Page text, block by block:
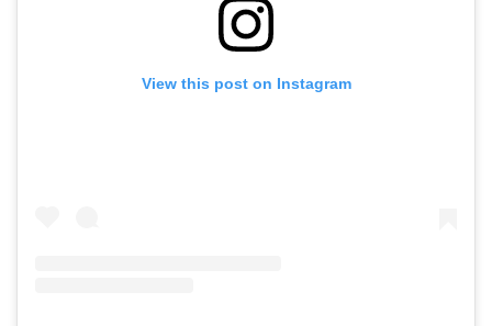
View this post on Instagram